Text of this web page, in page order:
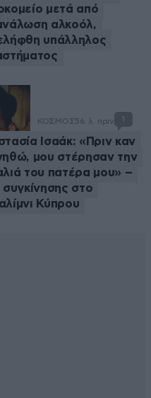
μετά από
αλκοόλ,
υπάλληλος
ΚΟΣΜΟΣ56 λ. πριν 1
Ισαάκ: «Πριν καν
μου στέρησαν την
του πατέρα μου» –
συγκίνησης στο
Κύπρου